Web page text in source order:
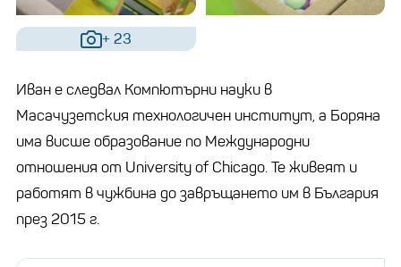
+ 23
Иван е следвал Компютърни науки в
Масачузетския технологичен институт, а Боряна
има висше образование по Международни
отношения от University of Chicago. Те живеят и
работят в чужбина до завръщането им в България
през 2015 г.